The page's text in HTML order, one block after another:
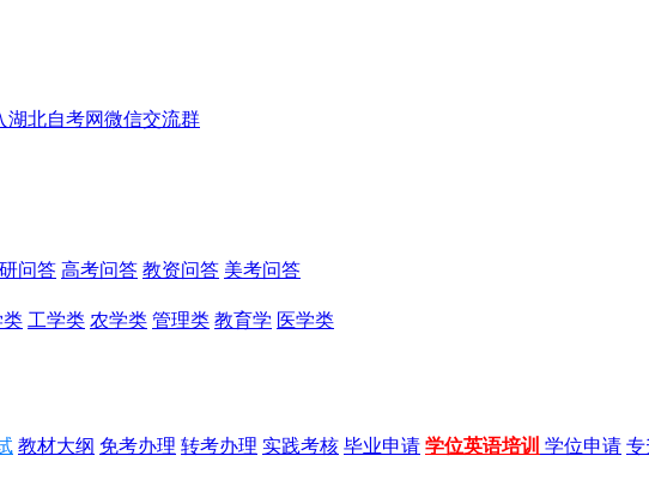
湖北自考网微信交流群
问答 高考问答 教资问答 美考问答
类 工学类 农学类 管理类 教育学 医学类
教材大纲 免考办理 转考办理 实践考核 毕业申请 学位英语培训 学位申请 专